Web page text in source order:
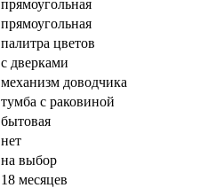
прямоугольная
прямоугольная
палитра цветов
с дверками
механизм доводчика
тумба с раковиной
бытовая
нет
на выбор
18 месяцев